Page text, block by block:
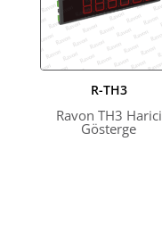
R-TH3
Ravon TH3 Harici
Gösterge